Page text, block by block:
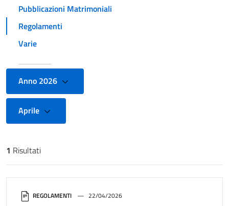
Pubblicazioni Matrimoniali
Regolamenti
Varie
Anno 2026
Aprile
Risultati di ricerca
1 Risultati
REGOLAMENTI 22/04/2026